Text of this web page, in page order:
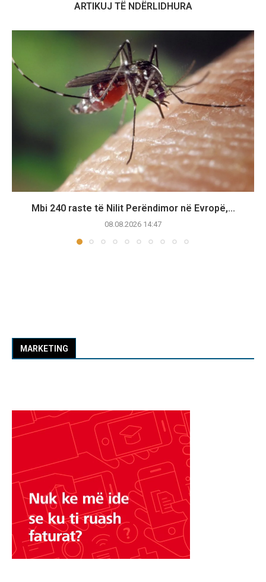
ARTIKUJ TË NDËRLIDHURA
Mbi 240 raste të Nilit Perëndimor në Evropë,...
08.08.2026 14:47
MARKETING